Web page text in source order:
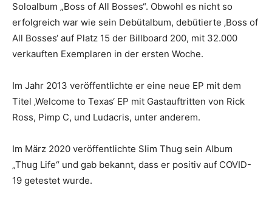
Soloalbum „Boss of All Bosses“. Obwohl es nicht so
erfolgreich war wie sein Debütalbum, debütierte ‚Boss of
All Bosses‘ auf Platz 15 der Billboard 200, mit 32.000
verkauften Exemplaren in der ersten Woche.
Im Jahr 2013 veröffentlichte er eine neue EP mit dem
Titel ‚Welcome to Texas‘ EP mit Gastauftritten von Rick
Ross, Pimp C, und Ludacris, unter anderem.
Im März 2020 veröffentlichte Slim Thug sein Album
„Thug Life“ und gab bekannt, dass er positiv auf COVID-
19 getestet wurde.